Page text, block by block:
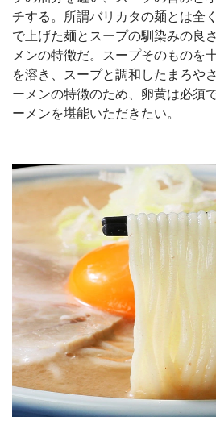
チする。所謂バリカタの麺とは全
で上げた麺とスープの馴染みの良
メンの特徴だ。スープそのものを
を溶き、スープと調和したまろや
ーメンの特徴のため、卵黄は必須
ーメンを堪能いただきたい。